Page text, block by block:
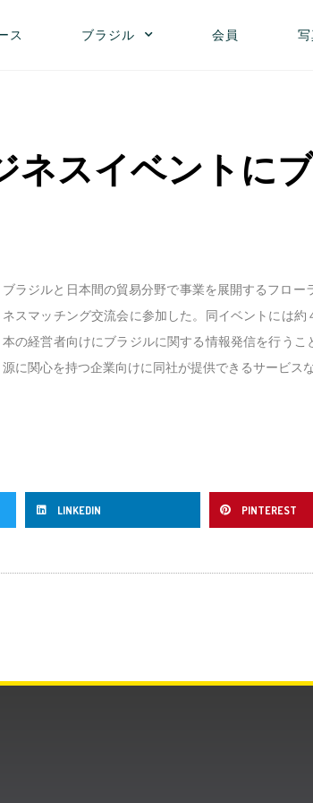
ス ブラジル 会員
スイベントに
ブラジルと日本間の貿易分野で事業を展開するフロ
ネスマッチング交流会に参加した。同イベントには
本の経営者向けにブラジルに関する情報発信を行う
源に関心を持つ企業向けに同社が提供できるサービス
LINKEDIN PINTEREST